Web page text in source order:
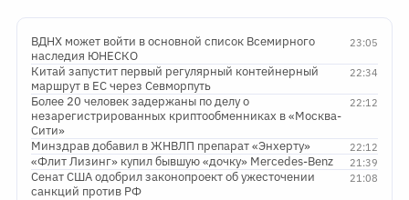
23:05
ВДНХ может войти в основной список Всемирного
наследия ЮНЕСКО
22:34
Китай запустит первый регулярный контейнерный
маршрут в ЕС через Севморпуть
22:12
Более 20 человек задержаны по делу о
незарегистрированных криптообменниках в «Москва-
Сити»
22:12
Минздрав добавил в ЖНВЛП препарат «Энхерту»
21:39
«Флит Лизинг» купил бывшую «дочку» Mercedes-Benz
21:08
Сенат США одобрил законопроект об ужесточении
санкций против РФ